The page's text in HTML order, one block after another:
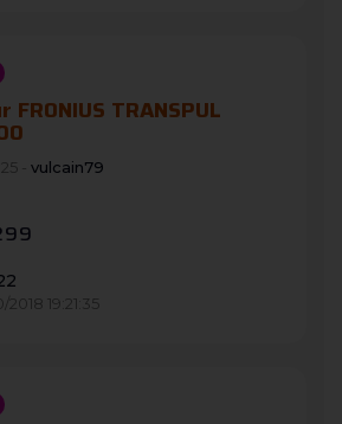
TRANSPUL
- vulcain79
2018 19:21:35